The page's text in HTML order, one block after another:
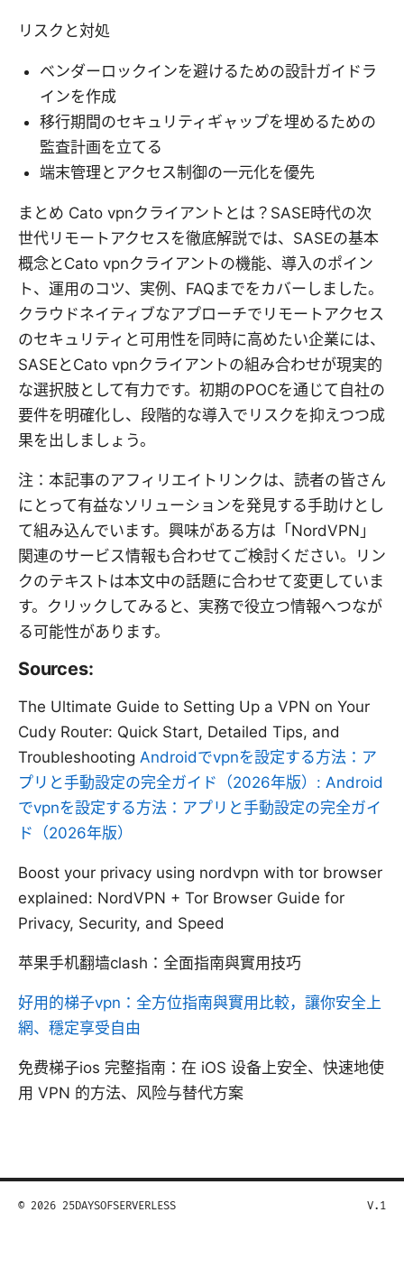
リスクと対処
ベンダーロックインを避けるための設計ガイドラ
インを作成
移行期間のセキュリティギャップを埋めるための
監査計画を立てる
端末管理とアクセス制御の一元化を優先
まとめ Cato vpnクライアントとは？SASE時代の次
世代リモートアクセスを徹底解説では、SASEの基本
概念とCato vpnクライアントの機能、導入のポイン
ト、運用のコツ、実例、FAQまでをカバーしました。
クラウドネイティブなアプローチでリモートアクセス
のセキュリティと可用性を同時に高めたい企業には、
SASEとCato vpnクライアントの組み合わせが現実的
な選択肢として有力です。初期のPOCを通じて自社の
要件を明確化し、段階的な導入でリスクを抑えつつ成
果を出しましょう。
注：本記事のアフィリエイトリンクは、読者の皆さん
にとって有益なソリューションを発見する手助けとし
て組み込んでいます。興味がある方は「NordVPN」
関連のサービス情報も合わせてご検討ください。リン
クのテキストは本文中の話題に合わせて変更していま
す。クリックしてみると、実務で役立つ情報へつなが
る可能性があります。
Sources:
The Ultimate Guide to Setting Up a VPN on Your
Cudy Router: Quick Start, Detailed Tips, and
Troubleshooting Androidでvpnを設定する方法：ア
プリと手動設定の完全ガイド（2026年版）: Android
でvpnを設定する方法：アプリと手動設定の完全ガイ
ド（2026年版）
Boost your privacy using nordvpn with tor browser
explained: NordVPN + Tor Browser Guide for
Privacy, Security, and Speed
苹果手机翻墙clash：全面指南與實用技巧
好用的梯子vpn：全方位指南與實用比較，讓你安全上
網、穩定享受自由
免费梯子ios 完整指南：在 iOS 设备上安全、快速地使
用 VPN 的方法、风险与替代方案
© 2026 25DAYSOFSERVERLESS V.1